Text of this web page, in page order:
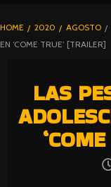
⋆
HOME 2020 AGOSTO
EN ‘COME TRUE’ [TRAILER]
LAS